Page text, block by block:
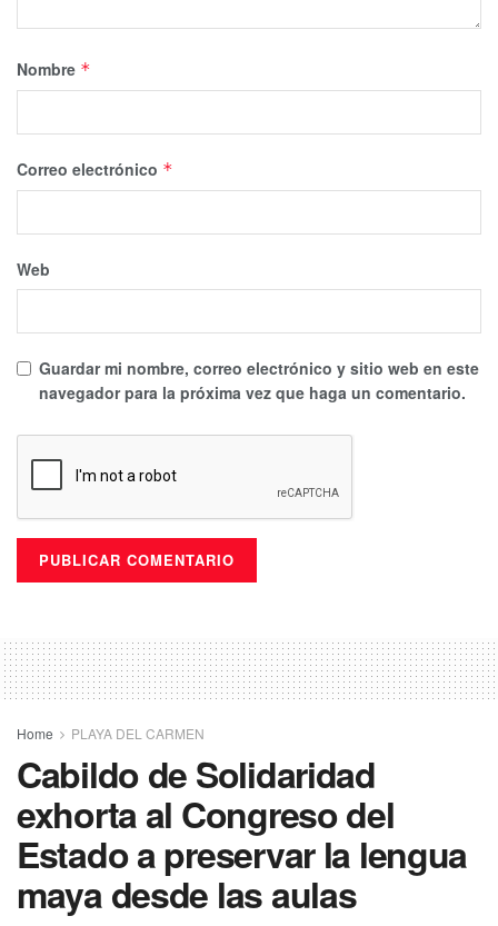
Nombre *
Correo electrónico *
Web
Guardar mi nombre, correo electrónico y sitio web en este
navegador para la próxima vez que haga un comentario.
Home PLAYA DEL CARMEN
Cabildo de Solidaridad
exhorta al Congreso del
Estado a preservar la lengua
maya desde las aulas